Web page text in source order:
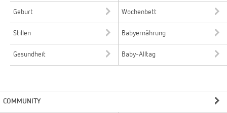
Geburt Wochenbett
Stillen Babyernährung
Gesundheit Baby-Alltag
COMMUNITY